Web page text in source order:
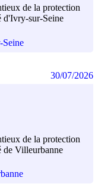
de la protection
d'Ivry-sur-Seine
de la protection
de Villeurbanne
30/07/2026